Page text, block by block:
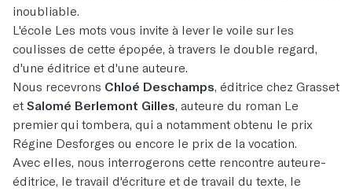
inoubliable.
L'école Les mots vous invite à lever le voile sur les
coulisses de cette épopée, à travers le double regard,
d'une éditrice et d'une auteure.
Nous recevrons Chloé Deschamps, éditrice chez Grasset
et Salomé Berlemont Gilles, auteure du roman Le
premier qui tombera, qui a notamment obtenu le prix
Régine Desforges ou encore le prix de la vocation.
Avec elles, nous interrogerons cette rencontre auteure-
éditrice, le travail d'écriture et de travail du texte, le